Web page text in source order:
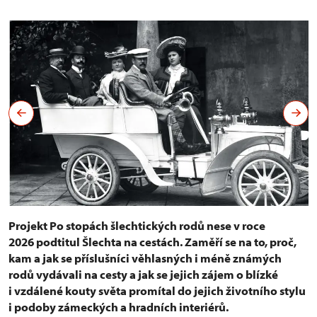
Projekt Po stopách šlechtických rodů nese v roce
2026 podtitul Šlechta na cestách. Zaměří se na to, proč,
kam a jak se příslušníci věhlasných i méně známých
rodů vydávali na cesty a jak se jejich zájem o blízké
i vzdálené kouty světa promítal do jejich životního stylu
i podoby zámeckých a hradních interiérů.